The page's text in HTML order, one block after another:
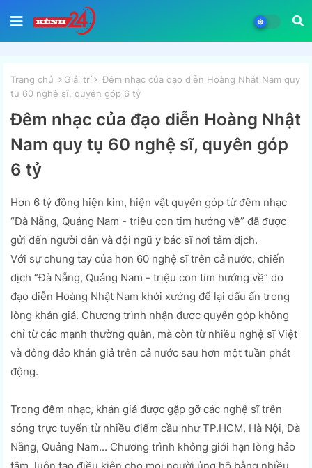
Trang chủ Giải trí
Đêm nhạc của đạo diễn Hoàng Nhật Nam quy
tụ 60 nghệ sĩ, quyên góp 6 tỷ
Đêm nhạc của đạo diễn Hoàng Nhật
Nam quy tụ 60 nghệ sĩ, quyên góp
6 tỷ
Hơn 6 tỷ đồng hiện kim, hiện vật quyên góp từ đêm nhạc
“Đà Nẵng, Quảng Nam - triệu con tim hướng về” đã được
gửi đến người dân và đội ngũ y bác sĩ nơi tâm dịch.
Với sự chung tay của hơn 60 nghệ sĩ trên cả nước, chiến
dịch “Đà Nẵng, Quảng Nam - triệu con tim hướng về” do
đạo diễn Hoàng Nhật Nam khởi xướng để lại dấu ấn trong
lòng khán giả. Chương trình nhận được quyên góp không
chỉ từ các mạnh thường quân, mà còn từ nhiều nghệ sĩ Việt
và đông đảo khán giả trên cả nước sau hơn một tuần phát
động.
Trong đêm nhạc, khán giả được gặp gỡ các nghệ sĩ trên
sóng trực tuyến từ nhiều điểm cầu như TP.HCM, Hà Nội, Đà
Nẵng, Quảng Nam... Chương trình không giới hạn lòng hảo